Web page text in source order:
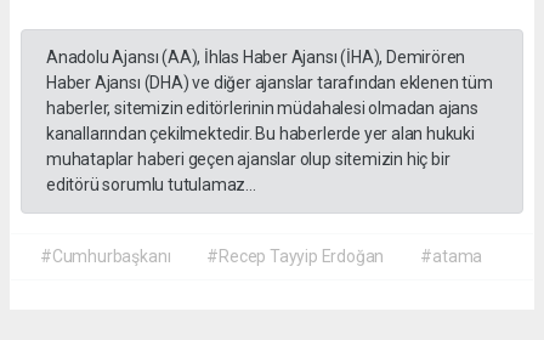
Anadolu Ajansı (AA), İhlas Haber Ajansı (İHA), Demirören
Haber Ajansı (DHA) ve diğer ajanslar tarafından eklenen tüm
haberler, sitemizin editörlerinin müdahalesi olmadan ajans
kanallarından çekilmektedir. Bu haberlerde yer alan hukuki
muhataplar haberi geçen ajanslar olup sitemizin hiç bir
editörü sorumlu tutulamaz...
#Cumhurbaşkanı #Recep Tayyip Erdoğan #atama